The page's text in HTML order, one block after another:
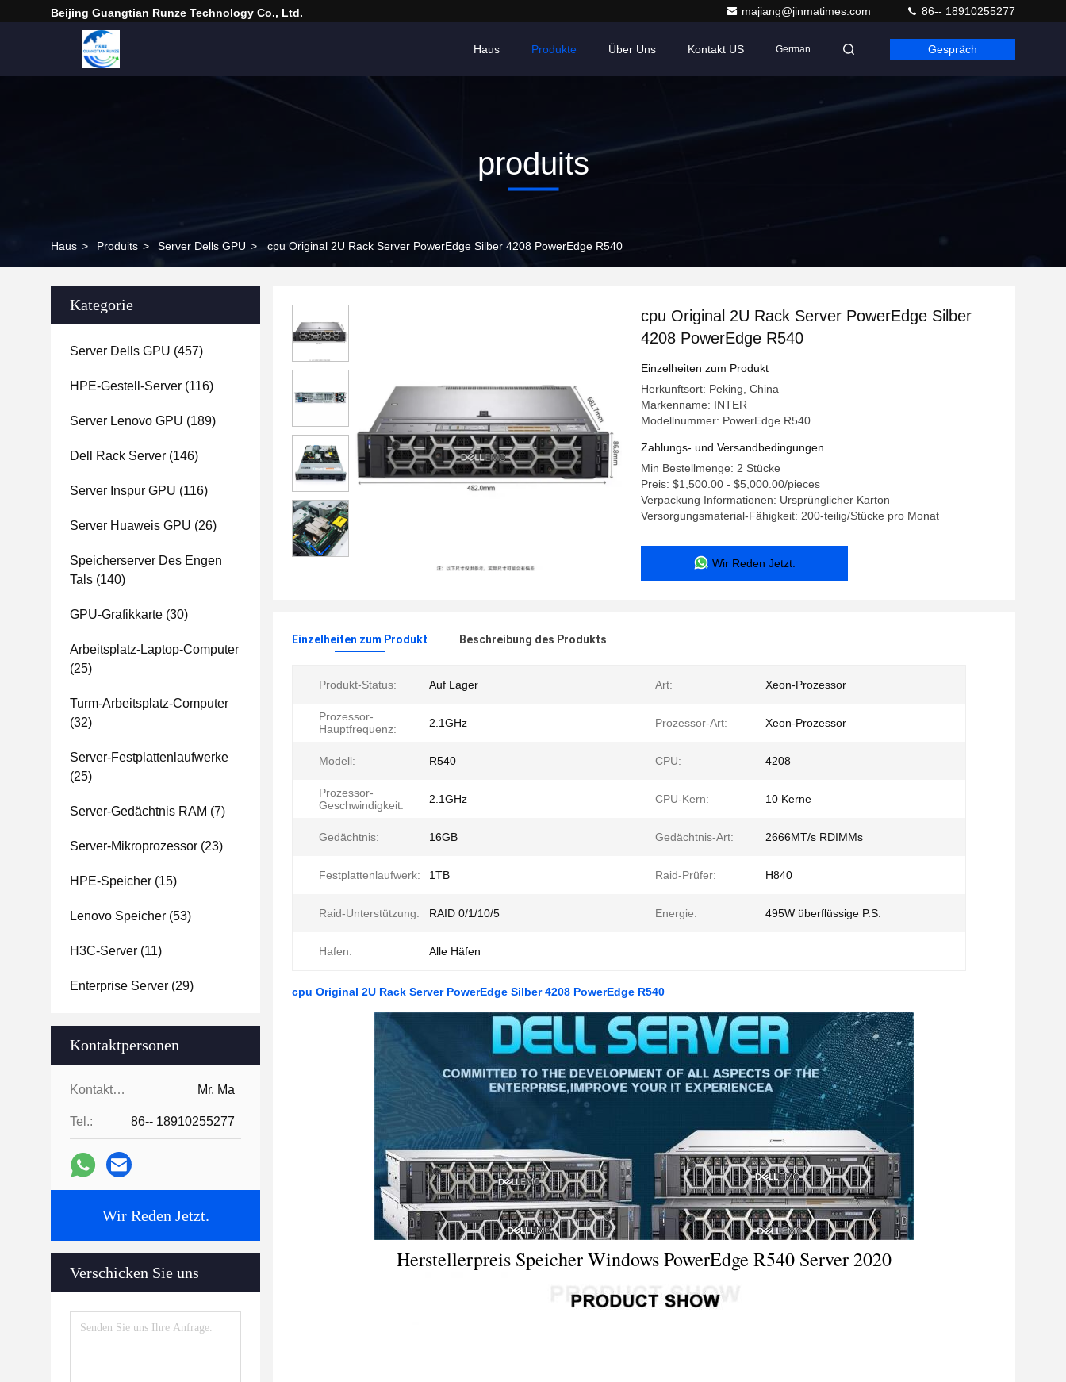
Beijing Guangtian Runze Technology Co., Ltd. majiang@jinmatimes.com 86-- 18910255277
Haus Produkte Über Uns Kontakt US German Gespräch
produits
Haus > Produits > Server Dells GPU > cpu Original 2U Rack Server PowerEdge Silber 4208 PowerEdge R540
Kategorie
Server Dells GPU (457)
HPE-Gestell-Server (116)
Server Lenovo GPU (189)
Dell Rack Server (146)
Server Inspur GPU (116)
Server Huaweis GPU (26)
Speicherserver Des Engen
Tals (140)
GPU-Grafikkarte (30)
Arbeitsplatz-Laptop-Computer
(25)
Turm-Arbeitsplatz-Computer
(32)
Server-Festplattenlaufwerke
(25)
Server-Gedächtnis RAM (7)
Server-Mikroprozessor (23)
HPE-Speicher (15)
Lenovo Speicher (53)
H3C-Server (11)
Enterprise Server (29)
Kontaktpersonen
Kontaktpersonen: Mr. Ma
Tel.: 86-- 18910255277
Wir Reden Jetzt.
Verschicken Sie uns
cpu Original 2U Rack Server PowerEdge Silber
4208 PowerEdge R540
Einzelheiten zum Produkt
Herkunftsort: Peking, China
Markenname: INTER
Modellnummer: PowerEdge R540
Zahlungs- und Versandbedingungen
Min Bestellmenge: 2 Stücke
Preis: $1,500.00 - $5,000.00/pieces
Verpackung Informationen: Ursprünglicher Karton
Versorgungsmaterial-Fähigkeit: 200-teilig/Stücke pro Monat
Wir Reden Jetzt.
Einzelheiten zum Produkt Beschreibung des Produkts
Produkt-Status: Auf Lager Art: Xeon-Prozessor
Prozessor-
Hauptfrequenz:
2.1GHz Prozessor-Art: Xeon-Prozessor
Modell: R540 CPU: 4208
Prozessor-
Geschwindigkeit:
2.1GHz CPU-Kern: 10 Kerne
Gedächtnis: 16GB Gedächtnis-Art: 2666MT/s RDIMMs
Festplattenlaufwerk: 1TB Raid-Prüfer: H840
Raid-Unterstützung: RAID 0/1/10/5 Energie: 495W überflüssige P.S.
Hafen: Alle Häfen
cpu Original 2U Rack Server PowerEdge Silber 4208 PowerEdge R540
Herstellerpreis Speicher Windows PowerEdge R540 Server 2020